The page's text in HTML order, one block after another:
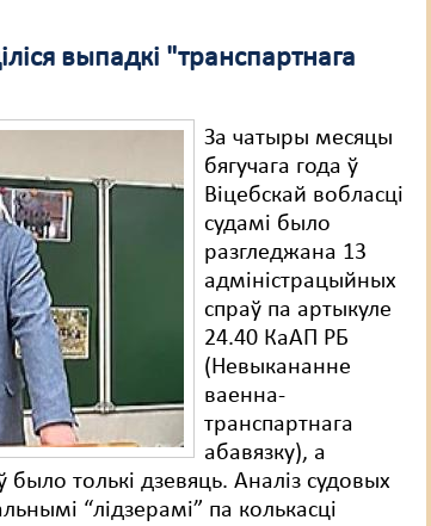
выпадкі "транспартнага
За чатыры месяцы
бягучага года ў
Віцебскай вобласці
судамі было
разгледжана 13
адміністрацыйных
спраў па артыкуле
24.40 КаАП РБ
(Невыкананне
ваенна-
транспартнага
абавязку), а
было толькі дзевяць. Аналіз судовых
“лідзерамі” па колькасці